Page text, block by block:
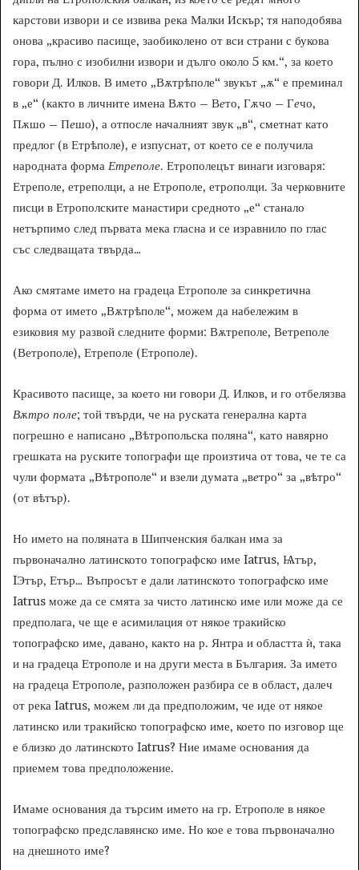
карстови извори и се извива река Малки Искър; тя наподобява
онова „красиво пасище, заобиколено от вси страни с букова
гора, пълно с изобилни извори и дълго около 5 км.“, за което
говори Д. Илков. В името „Вѫтрѣполе“ звукът „ѫ“ е преминал
в „е“ (както в личните имена Вѫто – Вето, Гѫчо – Гечо,
Пѫшо – Пешо), а отпосле началният звук „в“, сметнат като
предлог (в Етрѣполе), е изпуснат, от което се е получила
народната форма Етреполе. Етрополецът винаги изговаря:
Етреполе, етреполци, а не Етрополе, етрополци. За черковните
писци в Етрополските манастири средното „е“ станало
нетърпимо след първата мека гласна и се изравнило по глас
със следващата твърда…
Ако смятаме името на градеца Етрополе за синкретична
форма от името „Вѫтрѣполе“, можем да набележим в
езиковия му развой следните форми: Вѫтреполе, Ветреполе
(Ветрополе), Етреполе (Етрополе).
Красивото пасище, за което ни говори Д. Илков, и го отбелязва
Вѫтро поле; той твърди, че на руската генерална карта
погрешно е написано „Вѣтропольска поляна“, като навярно
грешката на руските топографи ще произтича от това, че те са
чули формата „Вѣтрополе“ и взели думата „ветро“ за „вѣтро“
(от вѣтър).
Но името на поляната в Шипченския балкан има за
първоначално латинското топографско име Iatrus, Ѩтър,
IЭтър, Етър… Въпросът е дали латинското топографско име
Iatrus може да се смята за чисто латинско име или може да се
предполага, че ще е асимилация от някое тракийско
топографско име, давано, както на р. Янтра и областта ѝ, така
и на градеца Етрополе и на други места в България. За името
на градеца Етрополе, разположен разбира се в област, далеч
от река Iatrus, можем ли да предположим, че иде от някое
латинско или тракийско топографско име, което по изговор ще
е близко до латинското Iatrus? Ние имаме основания да
приемем това предположение.
Имаме основания да търсим името на гр. Етрополе в някое
топографско предславянско име. Но кое е това първоначално
на днешното име?